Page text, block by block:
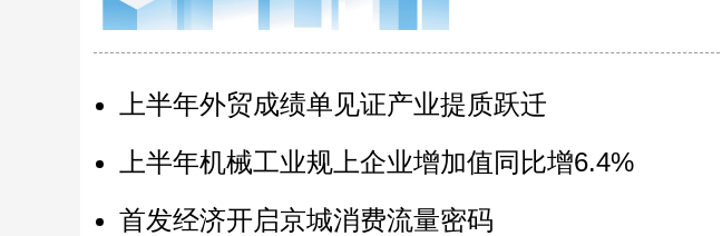
上半年外贸成绩单见证产业提质跃迁
上半年机械工业规上企业增加值同比增6.4%
首发经济开启京城消费流量密码